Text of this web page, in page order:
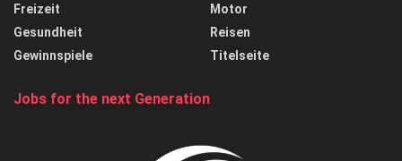
Freizeit
Gesundheit
Gewinnspiele
Motor
Reisen
Titelseite
Jobs for the next Generation